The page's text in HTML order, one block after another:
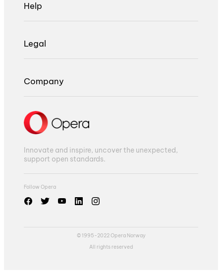
Help
Legal
Company
Innovate and inspire, uncover the unexpected,
support open standards.
Follow Opera
© 1995-2022 Opera Norway
All rights reserved